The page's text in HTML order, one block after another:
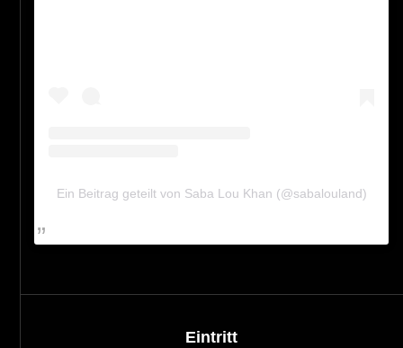
Ein Beitrag geteilt von Saba Lou Khan (@sabalouland)
Eintritt